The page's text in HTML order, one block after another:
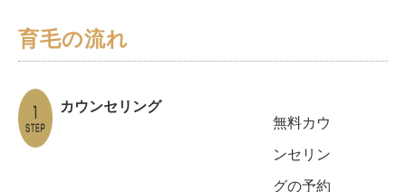
育毛の流れ
カウンセリング
無料カウ
ンセリン
グの予約